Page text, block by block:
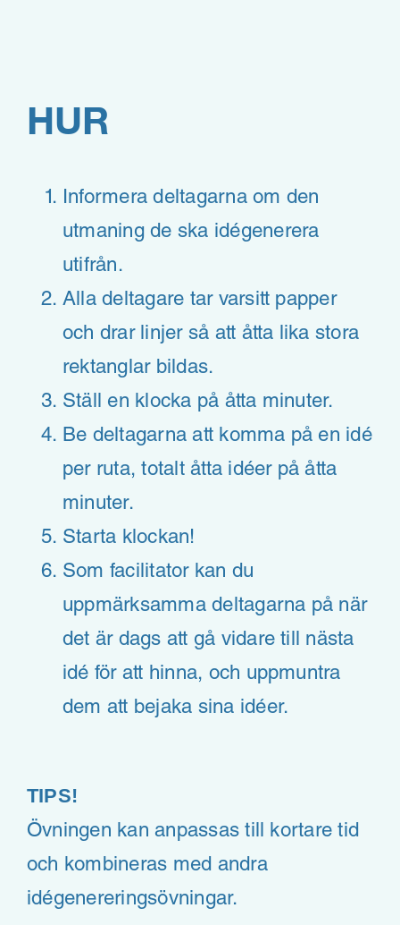
HUR
Informera deltagarna om den
utmaning de ska idégenerera
utifrån.
Alla deltagare tar varsitt papper
och drar linjer så att åtta lika stora
rektanglar bildas.
Ställ en klocka på åtta minuter.
Be deltagarna att komma på en idé
per ruta, totalt åtta idéer på åtta
minuter.
Starta klockan!
Som facilitator kan du
uppmärksamma deltagarna på när
det är dags att gå vidare till nästa
idé för att hinna, och uppmuntra
dem att bejaka sina idéer.
TIPS!
Övningen kan anpassas till kortare tid
och kombineras med andra
idégenereringsövningar.